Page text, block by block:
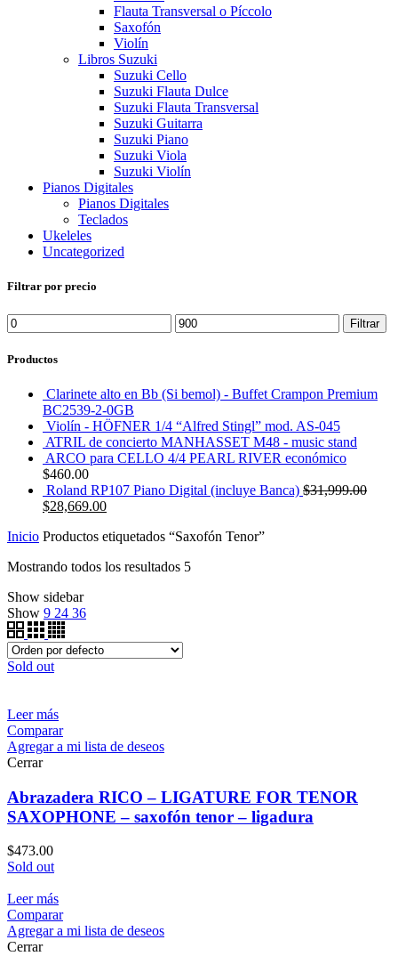
Flauta Transversal o Píccolo
Saxofón
Violín
Libros Suzuki
Suzuki Cello
Suzuki Flauta Dulce
Suzuki Flauta Transversal
Suzuki Guitarra
Suzuki Piano
Suzuki Viola
Suzuki Violín
Pianos Digitales
Pianos Digitales
Teclados
Ukeleles
Uncategorized
Filtrar por precio
Precio
mínimo
Precio
máximo
Filtrar
Productos
Clarinete alto en Bb (Si bemol) - Buffet Crampon Premium
BC2539-2-0GB
Violín - HÖFNER 1/4 “Alfred Stingl” mod. AS-045
ATRIL de concierto MANHASSET M48 - music stand
ARCO para CELLO 4/4 PEARL RIVER económico
$460.00
Roland RP107 Piano Digital (incluye Banca) $31,999.00
$28,669.00
Inicio Productos etiquetados “Saxofón Tenor”
Mostrando todos los resultados 5
Show sidebar
Show 9 24 36
Sold out
Leer más
Comparar
Agregar a mi lista de deseos
Cerrar
Abrazadera RICO – LIGATURE FOR TENOR
SAXOPHONE – saxofón tenor – ligadura
$473.00
Sold out
Leer más
Comparar
Agregar a mi lista de deseos
Cerrar